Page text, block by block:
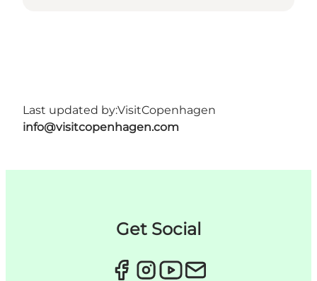
Last updated by:VisitCopenhagen
info@visitcopenhagen.com
Get Social